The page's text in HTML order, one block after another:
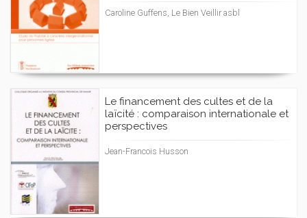
Caroline Guffens, Le Bien Veillir asbl
Le financement des cultes et de la
laïcité : comparaison internationale et
perspectives
Jean-Francois Husson